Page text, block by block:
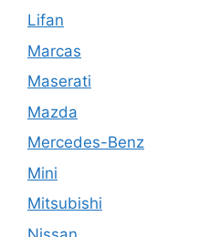
Lifan
Marcas
Maserati
Mazda
Mercedes-Benz
Mini
Mitsubishi